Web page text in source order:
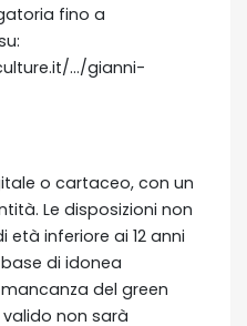
fino a
…/gianni-
o cartaceo, con un
Le disposizioni non
inferiore ai 12 anni
di idonea
del green
non sarà